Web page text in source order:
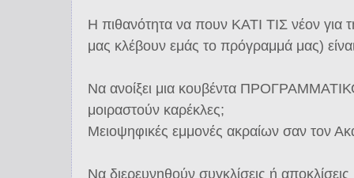
Η πιθανότητα να πουν ΚΑΤΙ ΤΙΣ νέον για
μας κλέβουν εμάς το πρόγραμμά μας)
Να ανοίξει μια κουβέντα
μοιραστούν καρέκλες;
Μειοψηφικές εμμονές ακραίων σαν τον
Να διερευνηθούν συγκλίσεις ή